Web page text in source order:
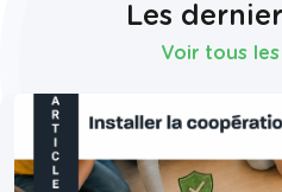
Les
Voir tous